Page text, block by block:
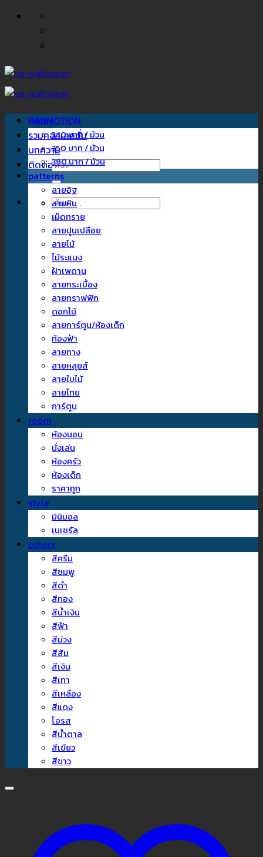
ข้าม
Home
รวมคอลเลคชั่น
บทความ
ติดต่อเรา
ค้นหา:
ค้นหา:
PROMOTION
340 บาท / ม้วน
350 บาท / ม้วน
390 บาท / ม้วน
patterns
ลายอิฐ
ลายหิน
เม็ดทราย
ลายปูนเปลือย
ลายไม้
ไม้ระแนง
ฝ้าเพดาน
ลายกระเบื้อง
ลายกราฟฟิก
ดอกไม้
ลายการ์ตูน/ห้องเด็ก
ท้องฟ้า
ลายทาง
ลายหลุยส์
ลายใบไม้
ลายไทย
การ์ตูน
room
ห้องนอน
นั่งเล่น
ห้องครัว
ห้องเด็ก
ราคาถูก
style
มินิมอล
เนเชรัล
colors
สีครีม
สีชมพู
สีดำ
สีทอง
สีน้ำเงิน
สีฟ้า
สีม่วง
สีส้ม
สีเงิน
สีเทา
สีเหลือง
สีแดง
โอรส
สีน้ำตาล
สีเขียว
สีขาว